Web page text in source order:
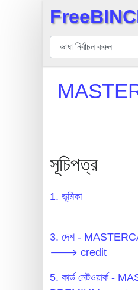
বিন
যাচাইকারী
অনুসন্ধান
সংখ্যা
বিন
এপিআই
BIN
Generator
Checker
v2
BIN
সূচিপত্র
1. ভূমিকা
3. দেশ -
🡒 credit
5. কার্ড নেটওয়ার্ক